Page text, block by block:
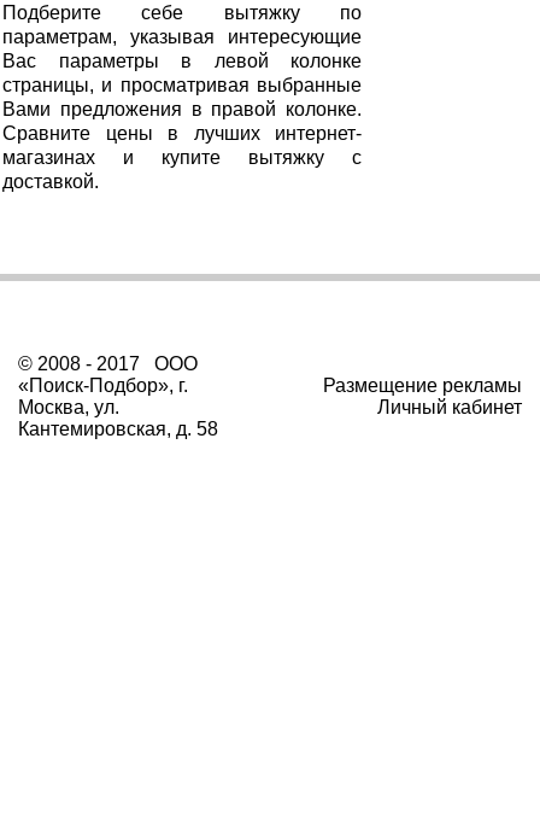
Подберите себе вытяжку по
параметрам, указывая интересующие
Вас параметры в левой колонке
страницы, и просматривая выбранные
Вами предложения в правой колонке.
Сравните цены в лучших интернет-
магазинах и купите вытяжку с
доставкой.
© 2008 - 2017 ООО
«Поиск-Подбор», г.
Москва, ул.
Кантемировская, д. 58
Размещение рекламы
Личный кабинет